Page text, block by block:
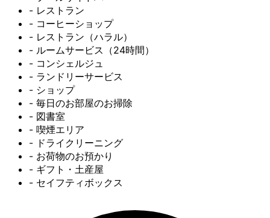
- レストラン
- コーヒーショップ
- レストラン（ハラル）
- ルームサービス（24時間）
- コンシェルジュ
- ランドリーサービス
- ショップ
- 毎日のお部屋のお掃除
- 図書室
- 喫煙エリア
- ドライクリーニング
- お荷物のお預かり
- ギフト・土産屋
- セイフティボックス